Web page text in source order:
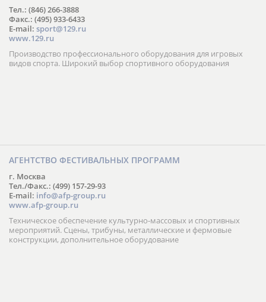
Тел.: (846) 266-3888
Факс.: (495) 933-6433
E-mail: sport@129.ru
www.129.ru
Производство профессионального оборудования для игровых
видов спорта. Широкий выбор спортивного оборудования
АГЕНТСТВО ФЕСТИВАЛЬНЫХ ПРОГРАММ
г. Москва
Тел./Факс.: (499) 157-29-93
E-mail: info@afp-group.ru
www.afp-group.ru
Техническое обеспечение культурно-массовых и спортивных
мероприятий. Сцены, трибуны, металлические и фермовые
конструкции, дополнительное оборудование